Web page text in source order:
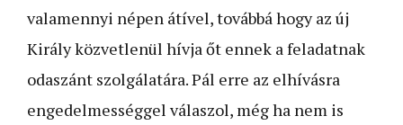
valamennyi népen átível, továbbá hogy az új
Király közvetlenül hívja őt ennek a feladatnak
odaszánt szolgálatára. Pál erre az elhívásra
engedelmességgel válaszol, még ha nem is